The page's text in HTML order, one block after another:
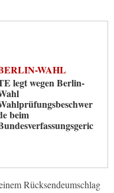
WAHL
legt wegen Berlin-
beim
Rücksendeumschlag